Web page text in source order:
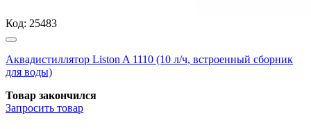
Код: 25483
Аквадистиллятор Liston A 1110 (10 л/ч, встроенный сборник
для воды)
Товар закончился
Запросить товар